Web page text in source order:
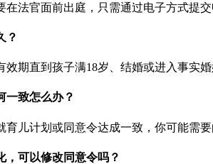
在法官面前出庭，只需通过电子方式提
？
期直到孩子满18岁、结婚或进入事实
一致怎么办？
儿计划或同意令达成一致，你可能需
，可以修改同意令吗？